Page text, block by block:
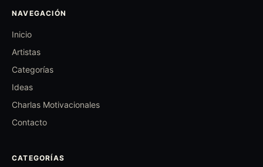
NAVEGACIÓN
Inicio
Artistas
Categorías
Ideas
Charlas Motivacionales
Contacto
CATEGORÍAS